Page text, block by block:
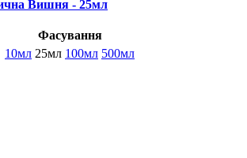
Вишня - 25мл
Фасування
10мл 25мл 100мл 500мл